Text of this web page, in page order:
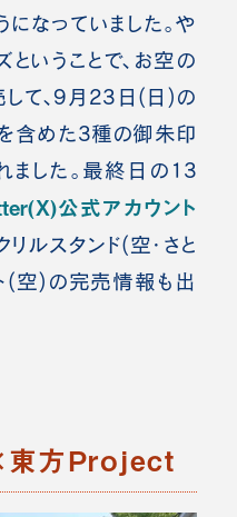
なっていました。や
いうことで、お空の
て、9月23日(日)の
含めた3種の御朱印
した。最終日の13
公式アカウント
ルスタンド(空・さと
(空)の完売情報も出
東方Project